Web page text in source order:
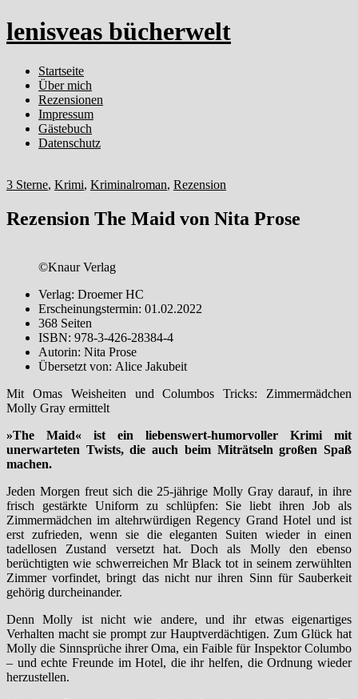
lenisveas bücherwelt
Startseite
Über mich
Rezensionen
Impressum
Gästebuch
Datenschutz
3 Sterne, Krimi, Kriminalroman, Rezension
Rezension The Maid von Nita Prose
©Knaur Verlag
Verlag: Droemer HC
Erscheinungstermin: 01.02.2022
368 Seiten
ISBN: 978-3-426-28384-4
Autorin: Nita Prose
Übersetzt von: Alice Jakubeit
Mit Omas Weisheiten und Columbos Tricks: Zimmermädchen
Molly Gray ermittelt
»The Maid« ist ein liebenswert-humorvoller Krimi mit
unerwarteten Twists, die auch beim Miträtseln großen Spaß
machen.
Jeden Morgen freut sich die 25-jährige Molly Gray darauf, in ihre
frisch gestärkte Uniform zu schlüpfen: Sie liebt ihren Job als
Zimmermädchen im altehrwürdigen Regency Grand Hotel und ist
erst zufrieden, wenn sie die eleganten Suiten wieder in einen
tadellosen Zustand versetzt hat. Doch als Molly den ebenso
berüchtigten wie schwerreichen Mr Black tot in seinem zerwühlten
Zimmer vorfindet, bringt das nicht nur ihren Sinn für Sauberkeit
gehörig durcheinander.
Denn Molly ist nicht wie andere, und ihr etwas eigenartiges
Verhalten macht sie prompt zur Hauptverdächtigen. Zum Glück hat
Molly die Sinnsprüche ihrer Oma, ein Faible für Inspektor Columbo
– und echte Freunde im Hotel, die ihr helfen, die Ordnung wieder
herzustellen.